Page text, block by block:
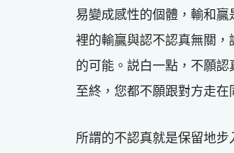
易變成感性的個體，輸和
裡的輸贏與認不認真無關
的可能。説白一點，不願
至終，您都不願跟對方走
所謂的不認真就是保留地